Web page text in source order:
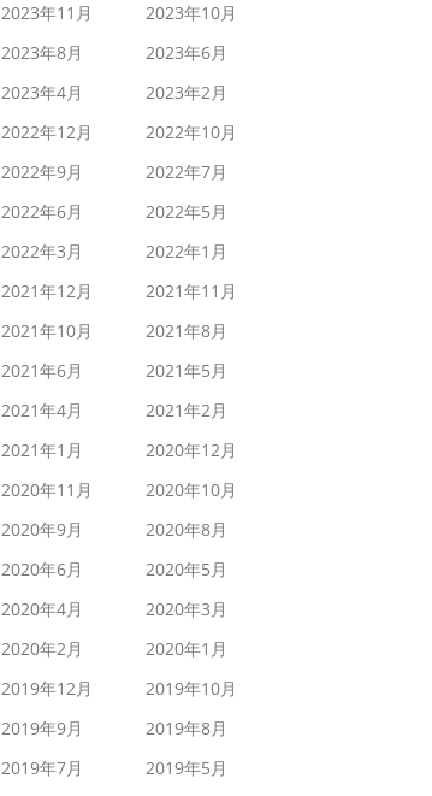
2023年11月
2023年10月
2023年8月
2023年6月
2023年4月
2023年2月
2022年12月
2022年10月
2022年9月
2022年7月
2022年6月
2022年5月
2022年3月
2022年1月
2021年12月
2021年11月
2021年10月
2021年8月
2021年6月
2021年5月
2021年4月
2021年2月
2021年1月
2020年12月
2020年11月
2020年10月
2020年9月
2020年8月
2020年6月
2020年5月
2020年4月
2020年3月
2020年2月
2020年1月
2019年12月
2019年10月
2019年9月
2019年8月
2019年7月
2019年5月